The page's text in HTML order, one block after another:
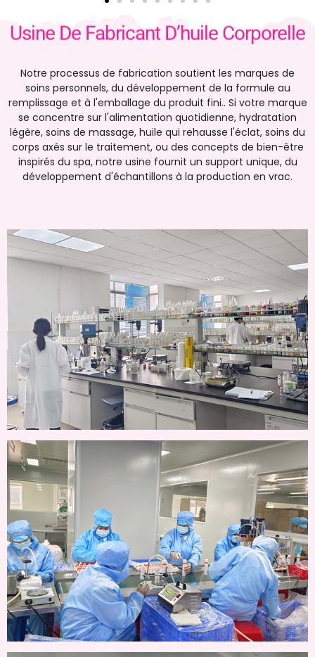
Usine De Fabricant D’huile Corporelle
Notre processus de fabrication soutient les marques de
soins personnels, du développement de la formule au
remplissage et à l'emballage du produit fini.. Si votre marque
se concentre sur l'alimentation quotidienne, hydratation
légère, soins de massage, huile qui rehausse l'éclat, soins du
corps axés sur le traitement, ou des concepts de bien-être
inspirés du spa, notre usine fournit un support unique, du
développement d'échantillons à la production en vrac.